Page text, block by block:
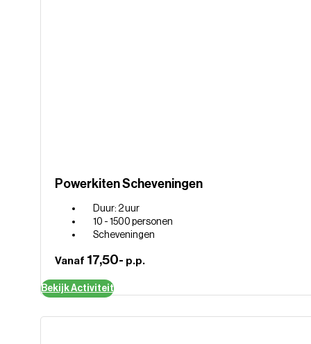
Powerkiten Scheveningen
Duur: 2 uur
10 - 1500 personen
Scheveningen
Vanaf 17,50- p.p.
Bekijk Activiteit